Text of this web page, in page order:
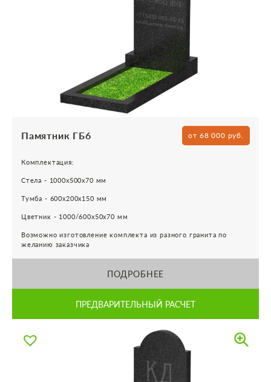
Памятник ГБ6 от 68 000 руб.
Комплектация:
Стела - 1000х500х70 мм
Тумба - 600х200х150 мм
Цветник - 1000/600х50х70 мм
Возможно изготовление комплекта из разного гранита по
желанию заказчика
ПОДРОБНЕЕ
ПРЕДВАРИТЕЛЬНЫЙ РАСЧЕТ